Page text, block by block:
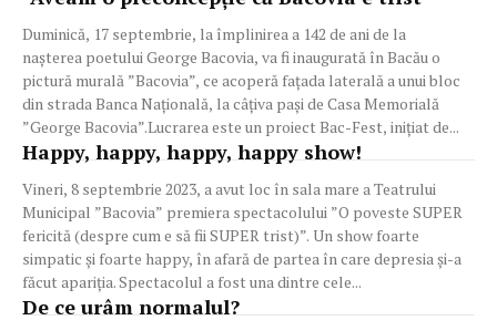
Duminică, 17 septembrie, la împlinirea a 142 de ani de la
nașterea poetului George Bacovia, va fi inaugurată în Bacău o
pictură murală ”Bacovia”, ce acoperă fațada laterală a unui bloc
din strada Banca Națională, la câțiva pași de Casa Memorială
”George Bacovia”.Lucrarea este un proiect Bac-Fest, inițiat de...
Happy, happy, happy, happy show!
Vineri, 8 septembrie 2023, a avut loc în sala mare a Teatrului
Municipal ”Bacovia” premiera spectacolului ”O poveste SUPER
fericită (despre cum e să fii SUPER trist)”. Un show foarte
simpatic și foarte happy, în afară de partea în care depresia și-a
făcut apariția. Spectacolul a fost una dintre cele...
De ce urâm normalul?